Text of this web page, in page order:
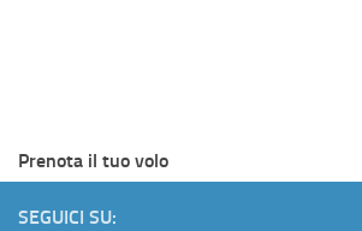
Prenota il tuo volo
SEGUICI SU: